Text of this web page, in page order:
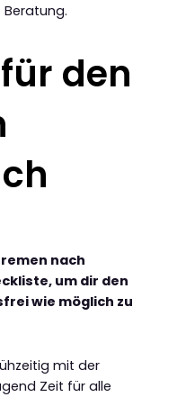
den
nach
um dir den
wie möglich zu
mit der
Zeit für alle